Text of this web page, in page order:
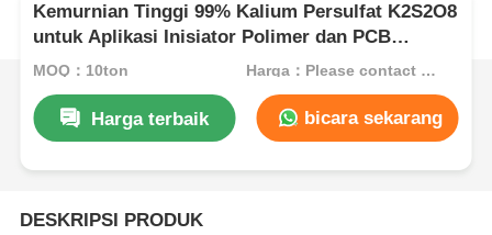
Kemurnian Tinggi 99% Kalium Persulfat K2S2O8
untuk Aplikasi Inisiator Polimer dan PCB
Etchant
MOQ：10ton Harga：Please contact customer service
Harga terbaik bicara sekarang
DESKRIPSI PRODUK